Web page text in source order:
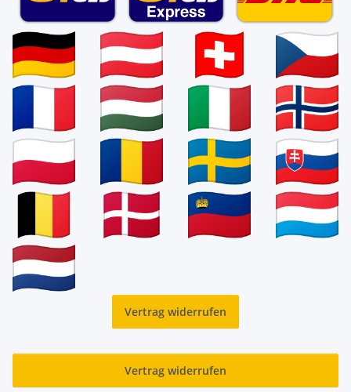
Vertrag widerrufen
Vertrag widerrufen